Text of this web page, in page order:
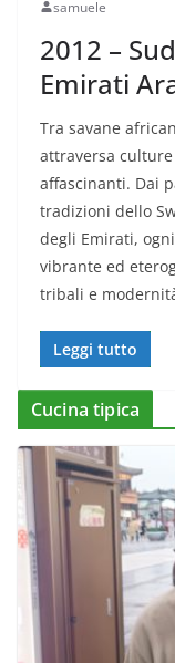
samuele
2012 –
Emirati
Tra savane
attraversa
affascinanti. Dai
tradizioni dello
degli Emirati,
vibrante ed
tribali e
Leggi tutto
Cucina tipica